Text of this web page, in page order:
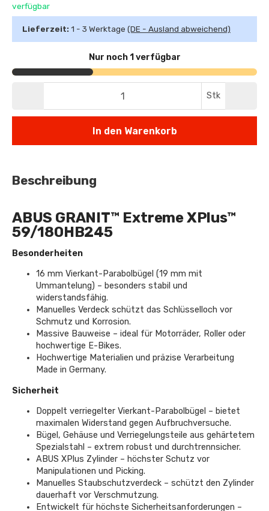
verfügbar
Lieferzeit: 1 - 3 Werktage (DE - Ausland abweichend)
Nur noch 1 verfügbar
Stk
In den Warenkorb
Beschreibung
ABUS GRANIT™ Extreme XPlus™
59/180HB245
Besonderheiten
16 mm Vierkant-Parabolbügel (19 mm mit
Ummantelung) – besonders stabil und
widerstandsfähig.
Manuelles Verdeck schützt das Schlüsselloch vor
Schmutz und Korrosion.
Massive Bauweise – ideal für Motorräder, Roller oder
hochwertige E-Bikes.
Hochwertige Materialien und präzise Verarbeitung
Made in Germany.
Sicherheit
Doppelt verriegelter Vierkant-Parabolbügel – bietet
maximalen Widerstand gegen Aufbruchversuche.
Bügel, Gehäuse und Verriegelungsteile aus gehärtetem
Spezialstahl – extrem robust und durchtrennsicher.
ABUS XPlus Zylinder – höchster Schutz vor
Manipulationen und Picking.
Manuelles Staubschutzverdeck – schützt den Zylinder
dauerhaft vor Verschmutzung.
Entwickelt für höchste Sicherheitsanforderungen –